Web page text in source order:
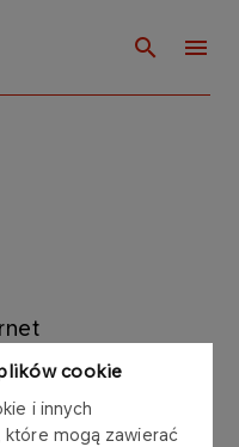
cookie
i innych
mogą zawierać